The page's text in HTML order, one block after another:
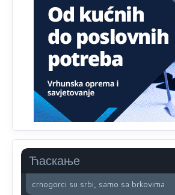
Ћаскање
Ovo pravilo jeste unijelo opravdan
su u pitanju starije osobe, osobe sa
drhtavom rukom
Анонимно2819033 8/8/2026
Yes,nekada je bila corava kutija za
coravi biraci.
Анонимно2553747 8/8/2026 2:53
muvjerujem.tekmi je 50 godina.
Анонимно2800732
crnogorci su srbi, samo sa brkovima